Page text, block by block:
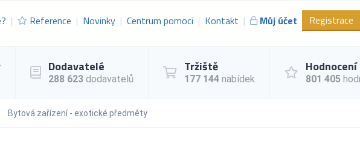
Reference Novinky Centrum pomoci Kontakt Můj účet Registrace
Dodavatelé
288 623 dodavatelů
Tržiště
177 144 nabídek
Hodnocení
801 405
Bytová zařízení - exotické předměty